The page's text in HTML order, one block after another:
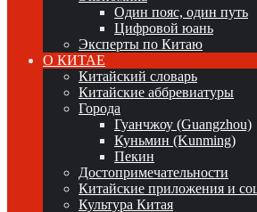
Один пояс, один путь
Цифровой юань
Эксперты по Китаю
О КИТАЕ
Китайский словарь
Китайские аббревиатуры
Города
Гуанчжоу (Guangzhou)
Куньмин (Kunming)
Пекин
Достопримечательности
Китайские приложения и
Культура Китая